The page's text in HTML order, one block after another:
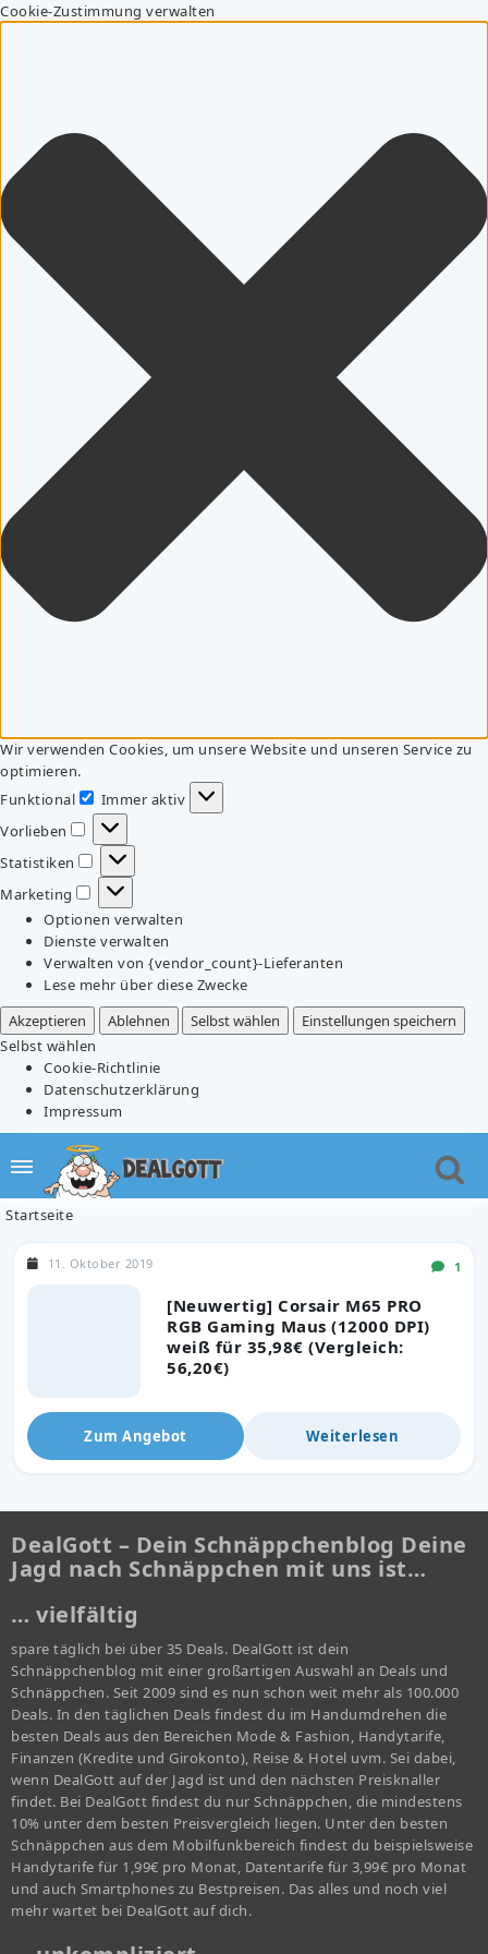
Cookie-Zustimmung verwalten
Wir verwenden Cookies, um unsere Website und unseren Service zu
optimieren.
Funktional
Funktional
Immer aktiv
Vorlieben
Vorlieben
Statistiken
Statistiken
Marketing
Marketing
Optionen verwalten
Dienste verwalten
Verwalten von {vendor_count}-Lieferanten
Lese mehr über diese Zwecke
Akzeptieren
Ablehnen Selbst wählen
Einstellungen speichern
Selbst wählen
Cookie-Richtlinie
Datenschutzerklärung
Impressum
Startseite
[Neuwertig] Corsair M65 PRO
RGB Gaming Maus (12000 DPI)
weiß für 35,98€ (Vergleich:
56,20€)
11. Oktober 2019 1
Zum Angebot Weiterlesen
DealGott – Dein Schnäppchenblog Deine
Jagd nach Schnäppchen mit uns ist…
… vielfältig
spare täglich bei über 35 Deals. DealGott ist dein
Schnäppchenblog mit einer großartigen Auswahl an Deals und
Schnäppchen. Seit 2009 sind es nun schon weit mehr als 100.000
Deals. In den täglichen Deals findest du im Handumdrehen die
besten Deals aus den Bereichen Mode & Fashion, Handytarife,
Finanzen (Kredite und Girokonto), Reise & Hotel uvm. Sei dabei,
wenn DealGott auf der Jagd ist und den nächsten Preisknaller
findet. Bei DealGott findest du nur Schnäppchen, die mindestens
10% unter dem besten Preisvergleich liegen. Unter den besten
Schnäppchen aus dem Mobilfunkbereich findest du beispielsweise
Handytarife für 1,99€ pro Monat, Datentarife für 3,99€ pro Monat
und auch Smartphones zu Bestpreisen. Das alles und noch viel
mehr wartet bei DealGott auf dich.